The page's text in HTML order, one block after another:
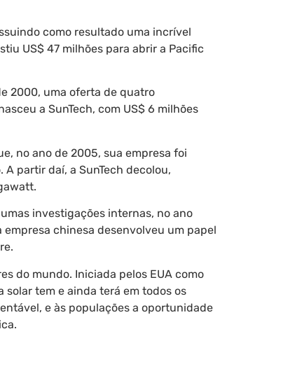
como resultado uma incrível
US$ 47 milhões para abrir a Pacific
2000, uma oferta de quatro
a SunTech, com US$ 6 milhões
no ano de 2005, sua empresa foi
partir daí, a SunTech decolou,
investigações internas, no ano
chinesa desenvolveu um papel
do mundo. Iniciada pelos EUA como
tem e ainda terá em todos os
e às populações a oportunidade